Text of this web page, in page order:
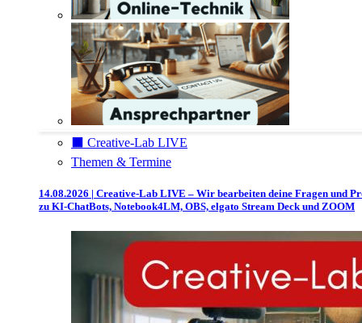
⬛️ Creative-Lab LIVE
Themen & Termine
14.08.2026 | Creative-Lab LIVE – Wir bearbeiten deine Fragen und
zu KI-ChatBots, Notebook4LM, OBS, elgato Stream Deck und ZOOM